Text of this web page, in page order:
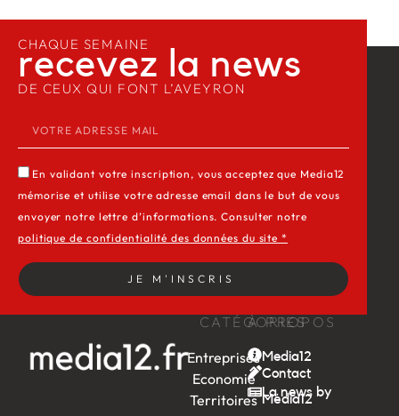
CATÉGORIES
Entreprises
Economie
Territoires
À PROPOS
Media12
Contact
La news by
Média12
CHAQUE SEMAINE
recevez la news​
DE CEUX QUI FONT L’AVEYRON
En validant votre inscription, vous acceptez que Media12
mémorise et utilise votre adresse email dans le but de vous
envoyer notre lettre d’informations. Consulter notre
politique de confidentialité des données du site *
JE M'INSCRIS